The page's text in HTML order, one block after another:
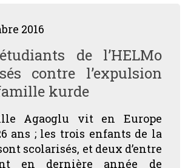
2016
de l’HELMo
contre l’expulsion
kurde
Agaoglu vit en Europe
ans ; les trois enfants de la
scolarisés, et deux d’entre
en dernière année de